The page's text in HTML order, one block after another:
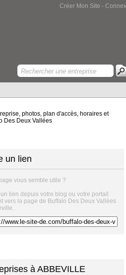
Créer Mon Site -
photos, plan d'accès, horaires et
Des Deux Vallées
un lien
vous semble utile ?
un lien depuis votre blog ou votre portail
vers la page de Buffalo Des Deux Vallées
à ABBEVILLE